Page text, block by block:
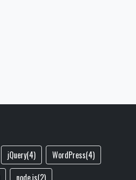
jQuery(4)
WordPress(4)